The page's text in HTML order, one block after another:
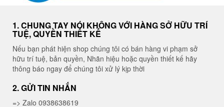
1. CHUNG TAY NÓI KHÔNG VỚI HÀNG SỞ HỮU TRÍ
TUỆ, QUYỀN THIẾT KẾ
Nếu bạn phát hiện shop chúng tôi có bán hàng vi phạm sở
hữu trí tuệ, bản quyền, Nhãn hiệu hoặc quyền thiết kế hãy
thông báo ngay để chúng tôi xử lý kịp thời
2. GỬI TIN NHẮN
=> Zalo 0938638619